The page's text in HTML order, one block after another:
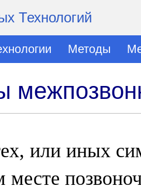
Технологий
Методы
или иных
месте